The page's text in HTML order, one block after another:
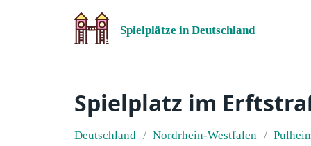
Spielplätze in Deutschland
Spielplatz im
Deutschland Nordrhein-Westfalen